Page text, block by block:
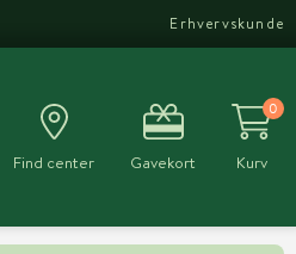
Erhvervskunde
Find center Gavekort
0
Kurv